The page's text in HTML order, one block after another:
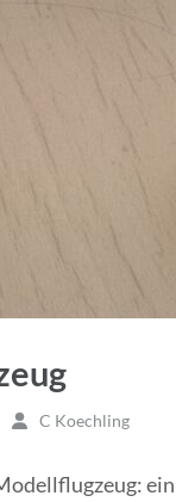
C Koechling